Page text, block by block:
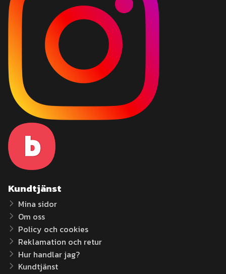
Kundtjänst
Mina sidor
Om oss
Policy och cookies
Reklamation och retur
Hur handlar jag?
Kundtjänst